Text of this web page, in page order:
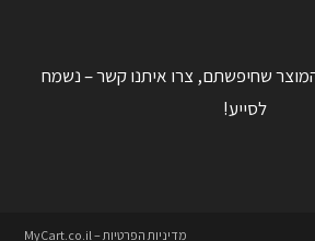
שחיפשתם, צרו איתנו קשר – נשמח
לסייע!
מדיניות הפרטיות – MyCart.co.il